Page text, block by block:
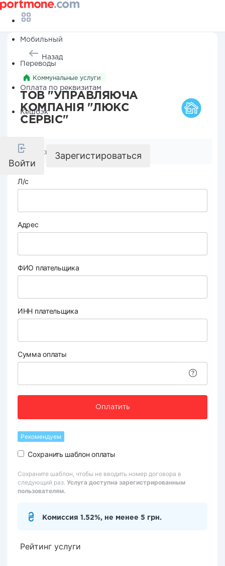
Мобильный
Переводы
Оплата по реквизитам
Кешбэк
Войти
Зарегистироваться
Назад
Коммунальные услуги
ТОВ "УПРАВЛЯЮЧА
КОМПАНІЯ "ЛЮКС
СЕРВІС"
Реквизиты компании
Л/с
Адрес
ФИО плательщика
ИНН плательщика
Сумма оплаты
Оплатить
Рекомендуем
Сохранить шаблон оплаты
Сохраните шаблон, чтобы не вводить номер договора в
следующий раз. Услуга доступна зарегистрированным
пользователям.
Комиссия 1.52%, не менее 5 грн.
Рейтинг услуги